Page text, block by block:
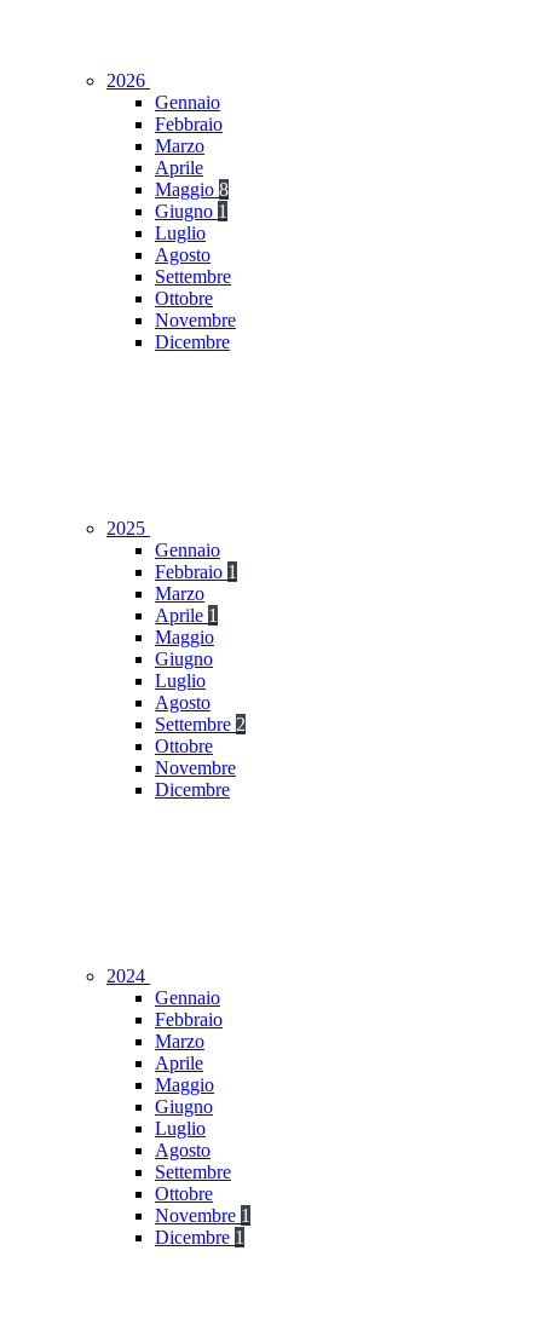
2026
Gennaio
Febbraio
Marzo
Aprile
Maggio 8
Giugno 1
Luglio
Agosto
Settembre
Ottobre
Novembre
Dicembre
2025
Gennaio
Febbraio 1
Marzo
Aprile 1
Maggio
Giugno
Luglio
Agosto
Settembre 2
Ottobre
Novembre
Dicembre
2024
Gennaio
Febbraio
Marzo
Aprile
Maggio
Giugno
Luglio
Agosto
Settembre
Ottobre
Novembre 1
Dicembre 1